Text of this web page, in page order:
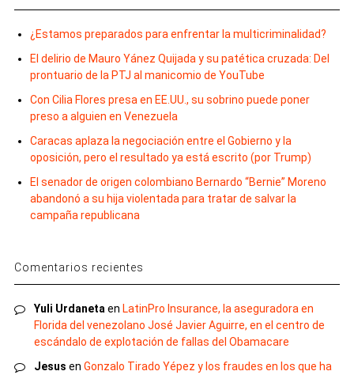
¿Estamos preparados para enfrentar la multicriminalidad?
El delirio de Mauro Yánez Quijada y su patética cruzada: Del
prontuario de la PTJ al manicomio de YouTube
Con Cilia Flores presa en EE.UU., su sobrino puede poner
preso a alguien en Venezuela
Caracas aplaza la negociación entre el Gobierno y la
oposición, pero el resultado ya está escrito (por Trump)
El senador de origen colombiano Bernardo “Bernie” Moreno
abandonó a su hija violentada para tratar de salvar la
campaña republicana
Comentarios recientes
Yuli Urdaneta en LatinPro Insurance, la aseguradora en
Florida del venezolano José Javier Aguirre, en el centro de
escándalo de explotación de fallas del Obamacare
Jesus en Gonzalo Tirado Yépez y los fraudes en los que ha